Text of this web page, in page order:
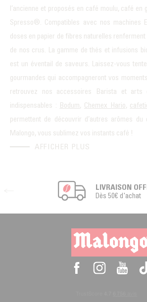
l’ancienne et proposés en café moulu, café en
Spresso®. Compatibles avec nos machines
doses en papier de fibres naturelles
de nos crus. La gamme de thés et infusions
est un éventail de saveurs. Laissez-vous
gourmandes qui accompagneront vos
retrouvez nos accessoires Barista et
indispensables : Bodum, Chemex Hario,
permettent de découvrir d’autres arômes
Malongo, vous sublimez vos instants café !
AFFICHER PLUS
LIVRAISON
Dès 50€ d'achat